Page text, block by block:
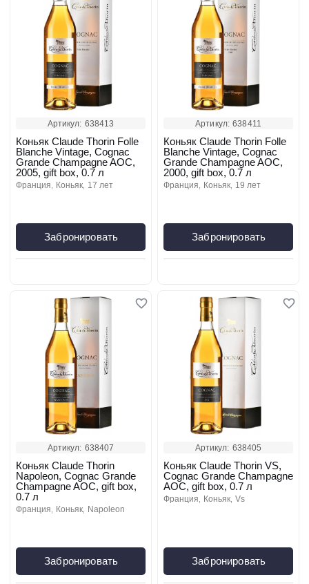
Артикул: 638413
Коньяк Claude Thorin Folle
Blanche Vintage, Cognac
Grande Champagne AOC,
2005, gift box, 0.7 л
франция коньяк 17 лет
Забронировать
Артикул: 638411
Коньяк Claude Thorin Folle
Blanche Vintage, Cognac
Grande Champagne AOC,
2000, gift box, 0.7 л
франция коньяк 19 лет
Забронировать
Артикул: 638407
Коньяк Claude Thorin
Napoleon, Cognac Grande
Champagne AOC, gift box,
0.7 л
франция коньяк napoleon
Забронировать
Артикул: 638405
Коньяк Claude Thorin VS,
Cognac Grande Champagne
AOC, gift box, 0.7 л
франция коньяк vs
Забронировать